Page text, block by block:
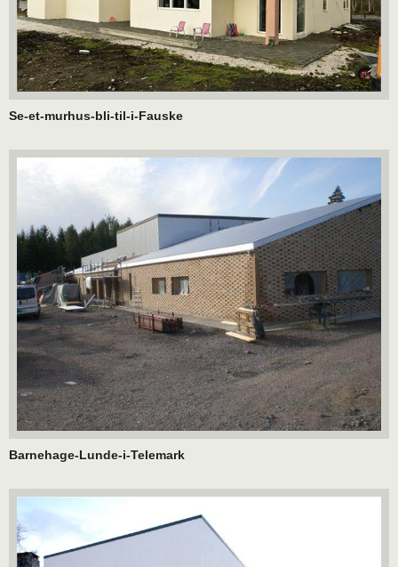
Se-et-murhus-bli-til-i-Fauske
Barnehage-Lunde-i-Telemark